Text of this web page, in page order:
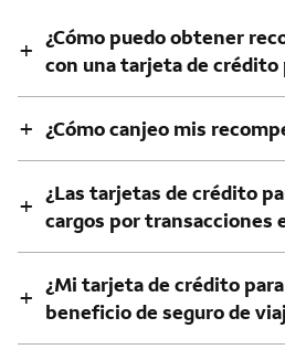
+ ¿Cómo puedo obtener
con una tarjeta de crédito
+ ¿Cómo canjeo mis
+ ¿Las tarjetas de crédito
cargos por transacciones
+ ¿Mi tarjeta de crédito
beneficio de seguro de